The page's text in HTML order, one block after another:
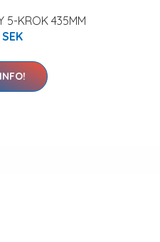
5-KROK 435MM